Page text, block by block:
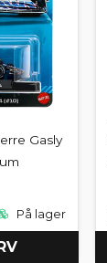
Gasly
På lager